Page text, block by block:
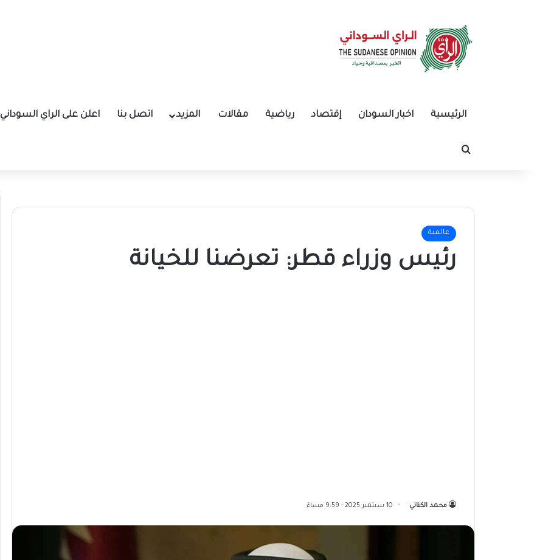
الرئيسية اخبار السودان إقتصاد رياضية مقالات المزيد اتصل بنا اعلن على الراي السوداني
بحث عن
عالمية
رئيس وزراء قطر: تعرضنا للخيانة
محمد الكناني 10 سبتمبر 2025 - 9:59 مساءً